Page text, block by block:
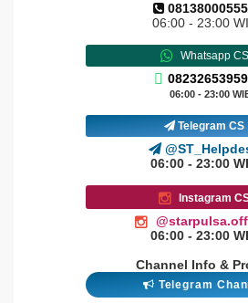
06:00 - 23:00
Whatsapp CS
06:00 - 23:00
Telegram CS
06:00 - 23:00
Instagram
06:00 - 23:00
Channel Info &
Telegram